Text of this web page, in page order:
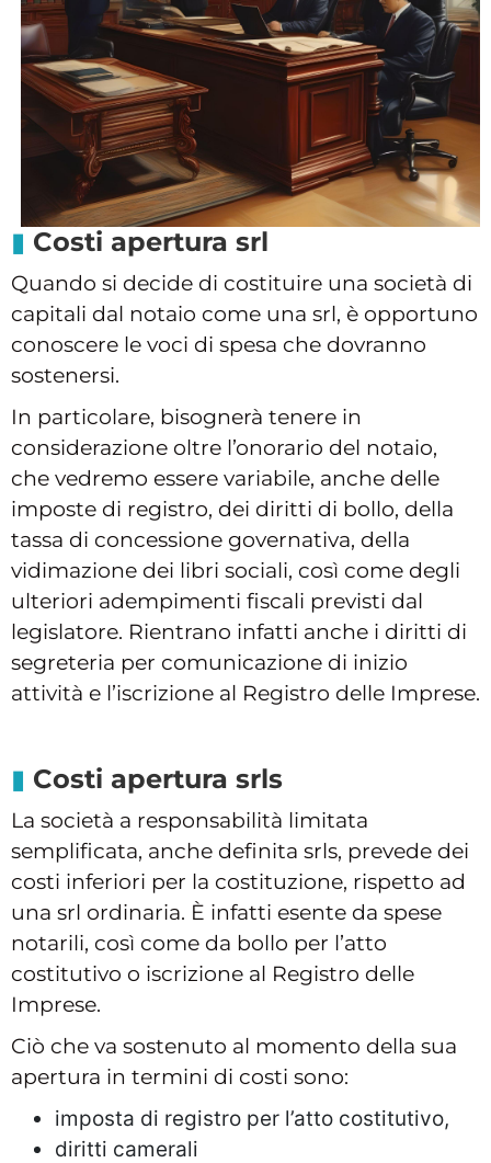
Costi apertura srl
Quando si decide di costituire una società di
capitali dal notaio come una srl, è opportuno
conoscere le voci di spesa che dovranno
sostenersi.
In particolare, bisognerà tenere in
considerazione oltre l’onorario del notaio,
che vedremo essere variabile, anche delle
imposte di registro, dei diritti di bollo, della
tassa di concessione governativa, della
vidimazione dei libri sociali, così come degli
ulteriori adempimenti fiscali previsti dal
legislatore. Rientrano infatti anche i diritti di
segreteria per comunicazione di inizio
attività e l’iscrizione al Registro delle Imprese.
Costi apertura srls
La società a responsabilità limitata
semplificata, anche definita srls, prevede dei
costi inferiori per la costituzione, rispetto ad
una srl ordinaria. È infatti esente da spese
notarili, così come da bollo per l’atto
costitutivo o iscrizione al Registro delle
Imprese.
Ciò che va sostenuto al momento della sua
apertura in termini di costi sono:
imposta di registro per l’atto costitutivo,
diritti camerali